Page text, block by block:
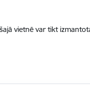
vietnē var tikt